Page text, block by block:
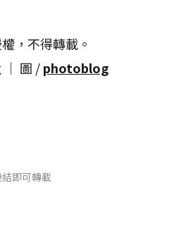
，不得轉載。
│ 圖 /photoblog
即可轉載